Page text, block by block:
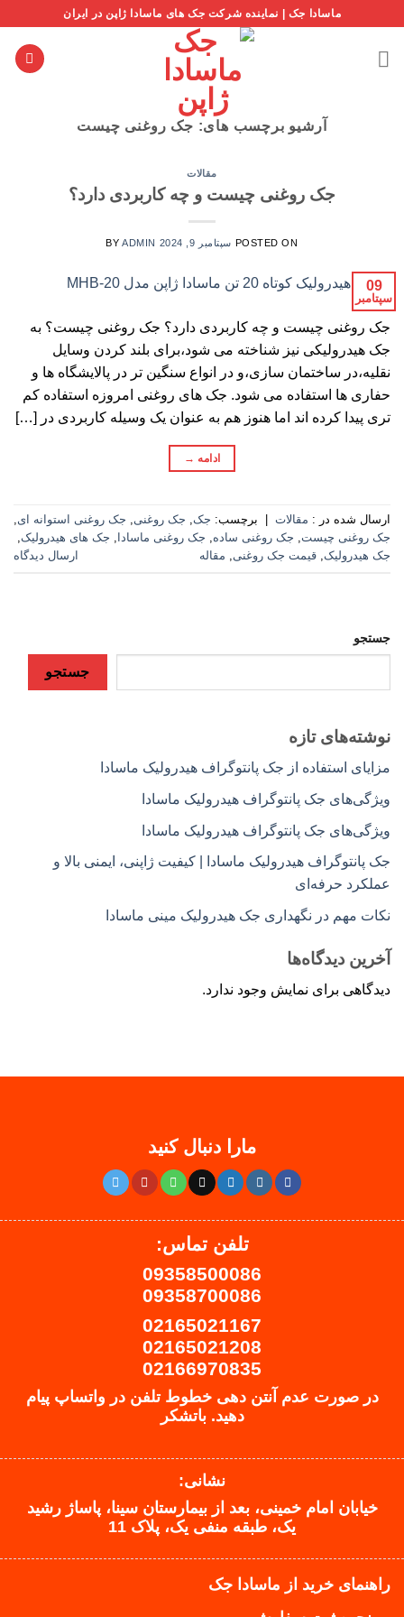
content
ماسادا جک | نماینده شرکت جک های ماسادا ژاپن در ایران
آرشیو برچسب های: جک روغنی چیست
مقالات
جک روغنی چیست و چه کاربردی دارد؟
POSTED ON سپتامبر 9, 2024 BYADMIN
09
سپتامبر
جک روغنی چیست و چه کاربردی دارد؟ جک روغنی چیست؟ به
جک هیدرولیکی نیز شناخته می شود،برای بلند کردن وسایل
نقلیه،در ساختمان سازی،و در انواع سنگین تر در پالایشگاه ها و
حفاری ها استفاده می شود. جک های روغنی امروزه استفاده کم
تری پیدا کرده اند اما هنوز هم به عنوان یک وسیله کاربردی در […]
ادامه →
ارسال شده در : مقالات برچسب: جک, جک روغنی, جک روغنی استوانه ای,
جک روغنی چیست, جک روغنی ساده, جک روغنی ماسادا , جک های هیدرولیک,
جک هیدرولیک, قیمت جک روغنی, مقاله ارسال دیدگاه
جستجو
جستجو
نوشته‌های تازه
مزایای استفاده از جک پانتوگراف هیدرولیک ماسادا
ویژگی‌های جک پانتوگراف هیدرولیک ماسادا
ویژگی‌های جک پانتوگراف هیدرولیک ماسادا
جک پانتوگراف هیدرولیک ماسادا | کیفیت ژاپنی، ایمنی بالا و
عملکرد حرفه‌ای
نکات مهم در نگهداری جک هیدرولیک مینی ماسادا
آخرین دیدگاه‌ها
دیدگاهی برای نمایش وجود ندارد.
مارا دنبال کنید
تلفن تماس:
09358500086
09358700086
02165021167
02165021208
02166970835
در صورت عدم آنتن دهی خطوط تلفن در واتساپ پیام
دهید.باتشکر
نشانی:
خیابان امام خمینی، بعد از بیمارستان سینا، پاساژ رشید
یک، طبقه منفی یک، پلاک 11
راهنمای خرید از ماسادا جک